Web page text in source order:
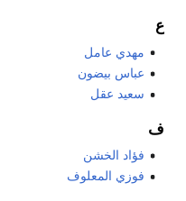
ع
مهدي عامل
عباس بيضون
سعيد عقل
ف
فؤاد الخشن
فوزي المعلوف